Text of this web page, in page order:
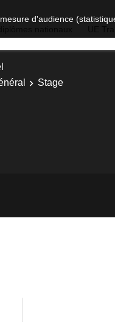
d'audience
Stage